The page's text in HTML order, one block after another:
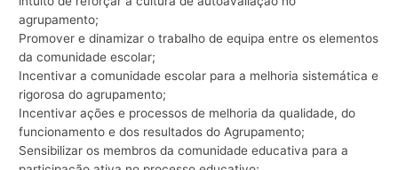
agrupamento;
Promover e dinamizar o trabalho de equipa entre os elementos
da comunidade escolar;
Incentivar a comunidade escolar para a melhoria sistemática e
rigorosa do agrupamento;
Incentivar ações e processos de melhoria da qualidade, do
funcionamento e dos resultados do Agrupamento;
Sensibilizar os membros da comunidade educativa para a